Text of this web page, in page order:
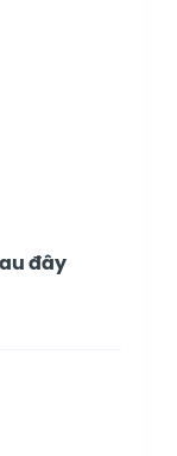
đây